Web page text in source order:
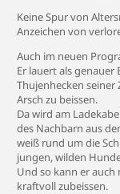
Keine Spur von
Anzeichen von
Auch im neuen
Er lauert als
Thujenhecken seiner
Arsch zu beissen.
Da wird am
des Nachbarn aus
weiß rund um die
jungen, wilden
Und so kann er auch
kraftvoll zubeissen.